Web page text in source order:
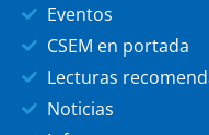
Eventos
CSEM en portada
Lecturas
Noticias